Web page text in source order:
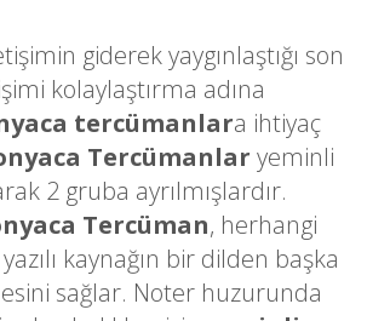
giderek yaygınlaştığı son
kolaylaştırma adına
tercümanlara ihtiyaç
Tercümanlar yeminli
2 gruba ayrılmışlardır.
Tercüman, herhangi
kaynağın bir dilden başka
sağlar. Noter huzurunda